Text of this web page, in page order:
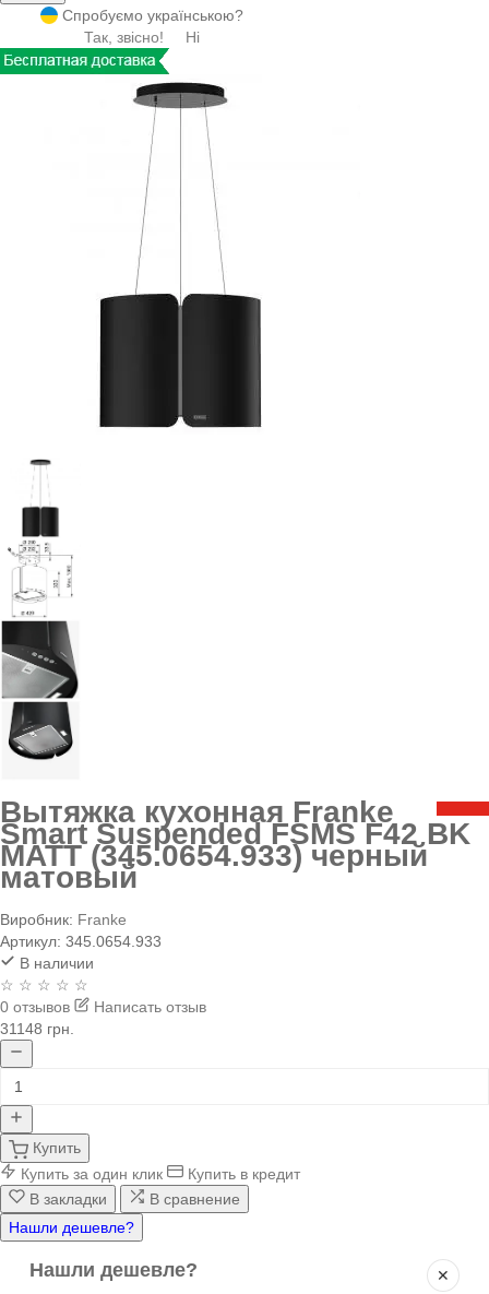
Спробуємо українською?
Так, звісно!
Ні
Вытяжка кухонная Franke
Smart Suspended FSMS F42 BK
MATT (345.0654.933) черный
матовый
Виробник: Franke
Артикул: 345.0654.933
В наличии
☆ ☆ ☆ ☆ ☆
0 отзывов
Написать отзыв
31148 грн.
Купить
Купить за один клик
Купить в кредит
В закладки
В сравнение
Нашли дешевле?
✕
Нашли дешевле?